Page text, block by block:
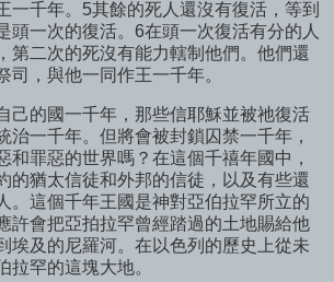
一千年。5其餘的死人還沒有復活，等到
頭一次的復活。6在頭一次復活有分的人
第二次的死沒有能力轄制他們。他們還
，與他一同作王一千年。
己的國一千年，那些信耶穌並被祂復活
治一千年。但將會被封鎖囚禁一千年，
和罪惡的世界嗎？在這個千禧年國中，
的猶太信徒和外邦的信徒，以及有些還
。這個千年王國是神對亞伯拉罕所立的
許會把亞拍拉罕曾經踏過的土地賜給他
埃及的尼羅河。在以色列的歷史上從未
拉罕的這塊大地。